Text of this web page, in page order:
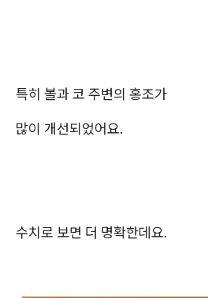
특히 볼과 코 주변의 홍조가
많이 개선되었어요.
수치로 보면 더 명확한데요.